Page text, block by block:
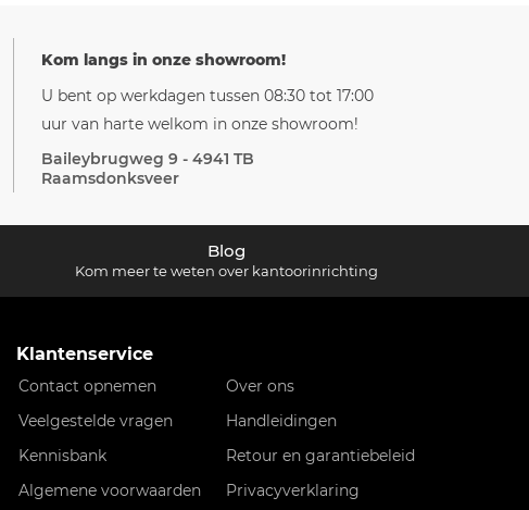
Kom langs in onze showroom!
U bent op werkdagen tussen 08:30 tot 17:00
uur van harte welkom in onze showroom!
Baileybrugweg 9 - 4941 TB
Raamsdonksveer
Blog
Kom meer te weten over kantoorinrichting
Klantenservice
Contact opnemen
Over ons
Veelgestelde vragen
Handleidingen
Kennisbank
Retour en garantiebeleid
Algemene voorwaarden
Privacyverklaring